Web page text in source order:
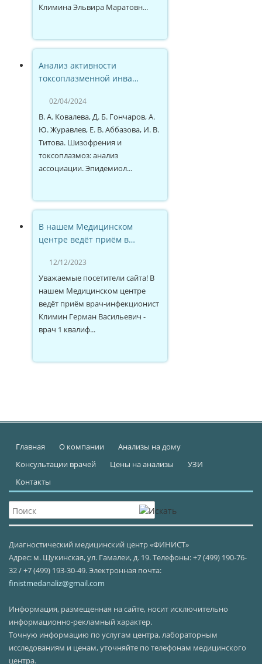
Климина Эльвира Маратовн...
Анализ активности
токсоплазменной инва…
02/04/2024
В. А. Ковалева, Д. Б. Гончаров, А.
Ю. Журавлев, Е. В. Аббазова, И. В.
Титова. Шизофрения и
токсоплазмоз: анализ
ассоциации. Эпидемиол...
В нашем Медицинском
центре ведёт приём в…
12/12/2023
Уважаемые посетители сайта! В
нашем Медицинском центре
ведёт приём врач-инфекционист
Климин Герман Васильевич -
врач 1 квалиф...
Главная О компании
Анализы на дому
Консультации врачей
Цены на анализы
УЗИ
Контакты
Диагностический медицинский центр «ФИНИСТ»
Адрес: м. Щукинская, ул. Гамалеи, д. 19. Телефоны: +7 (499) 190-76-
32 / +7 (499) 193-30-49. Электронная почта:
finistmedanaliz@gmail.com
Информация, размещенная на сайте, носит исключительно
информационно-рекламный характер.
Точную информацию по услугам центра, лабораторным
исследованиям и ценам, уточняйте по телефонам медицинского
центра.